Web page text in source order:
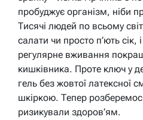
пробуджує організм, ніби
Тисячі людей по всьому
салати чи просто п’ють сік,
регулярне вживання
кишківника. Проте ключ у
гель без жовтої латексної
шкіркою. Тепер
ризикували здоров’ям.